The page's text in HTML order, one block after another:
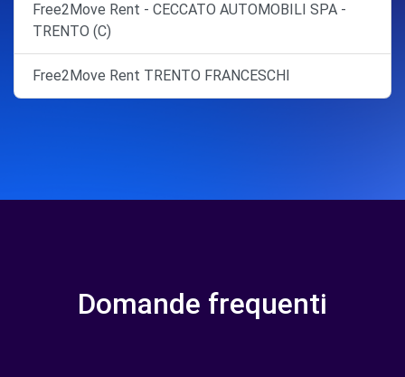
Free2Move Rent - CECCATO AUTOMOBILI SPA -
TRENTO (C)
Free2Move Rent TRENTO FRANCESCHI
Domande frequenti